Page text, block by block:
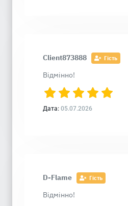
Client873888 Гість
Відмінно!
Дата: 05.07.2026
D-Flame Гість
Відмінно!